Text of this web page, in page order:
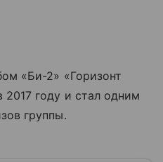
«Би-2» «Горизонт
году и стал одним
группы.